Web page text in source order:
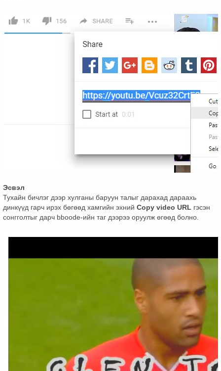
Эсвэл
Тухайн бичлэг дээр хулганы баруун талыг дарахад дараахь
динкүүд гарч ирэх бөгөөд хамгийн эхний Copy video URL гэсэн
сонгголтыг дарч bboode-ийн таг дээрээ оруулж өгөөд болно.